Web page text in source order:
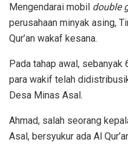
Mengendarai mobil double
perusahaan minyak asing,
Qur’an wakaf kesana.
Pada tahap awal, sebanyak
para wakif telah
Desa Minas Asal.
Ahmad, salah seorang
Asal, bersyukur ada Al